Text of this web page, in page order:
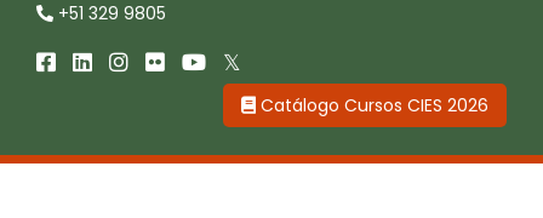
+51 329 9805
Catálogo Cursos CIES 2026